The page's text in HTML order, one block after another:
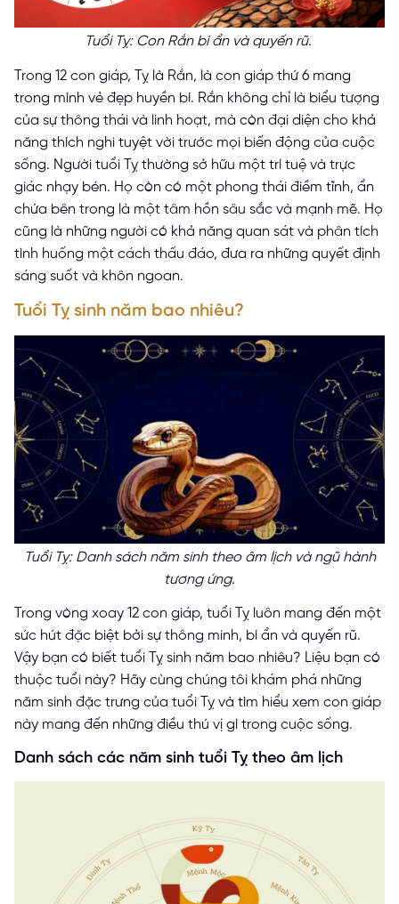
Tuổi Tỵ: Con Rắn bí ẩn và quyến rũ.
Trong 12 con giáp, Tỵ là Rắn, là con giáp thứ 6 mang
trong mình vẻ đẹp huyền bí. Rắn không chỉ là biểu tượng
của sự thông thái và linh hoạt, mà còn đại diện cho khả
năng thích nghi tuyệt vời trước mọi biến động của cuộc
sống. Người tuổi Tỵ thường sở hữu một trí tuệ và trực
giác nhạy bén. Họ còn có một phong thái điềm tĩnh, ẩn
chứa bên trong là một tâm hồn sâu sắc và mạnh mẽ. Họ
cũng là những người có khả năng quan sát và phân tích
tình huống một cách thấu đáo, đưa ra những quyết định
sáng suốt và khôn ngoan.
Tuổi Tỵ sinh năm bao nhiêu?
Tuổi Tỵ: Danh sách năm sinh theo âm lịch và ngũ hành
tương ứng.
Trong vòng xoay 12 con giáp, tuổi Tỵ luôn mang đến một
sức hút đặc biệt bởi sự thông minh, bí ẩn và quyến rũ.
Vậy bạn có biết tuổi Tỵ sinh năm bao nhiêu? Liệu bạn có
thuộc tuổi này? Hãy cùng chúng tôi khám phá những
năm sinh đặc trưng của tuổi Tỵ và tìm hiểu xem con giáp
này mang đến những điều thú vị gì trong cuộc sống.
Danh sách các năm sinh tuổi Tỵ theo âm lịch